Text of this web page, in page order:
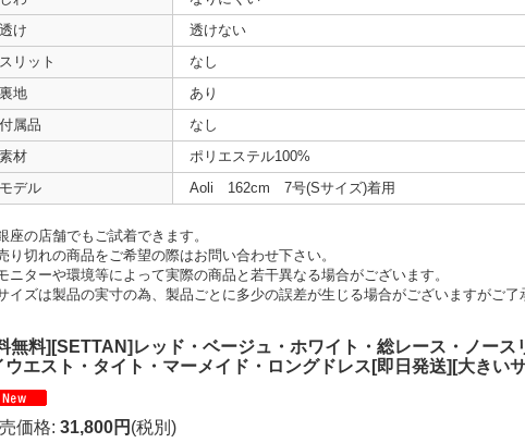
透け
透けない
スリット
なし
裏地
あり
付属品
なし
素材
ポリエステル100%
モデル
Aoli 162cm 7号(Sサイズ)着用
座の店舗でもご試着できます。
り切れの商品をご希望の際はお問い合わせ下さい。
ニターや環境等によって実際の商品と若干異なる場合がございます。
イズは製品の実寸の為、製品ごとに多少の誤差が生じる場合がございますがご了
無料][SETTAN]レッド・ベージュ・ホワイト・総レース・ノース
ウエスト・タイト・マーメイド・ロングドレス[即日発送][大きい
価格: 31,800円 (税別)